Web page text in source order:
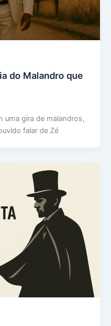
do Malandro que
uma gira de malandros,
falar de Zé